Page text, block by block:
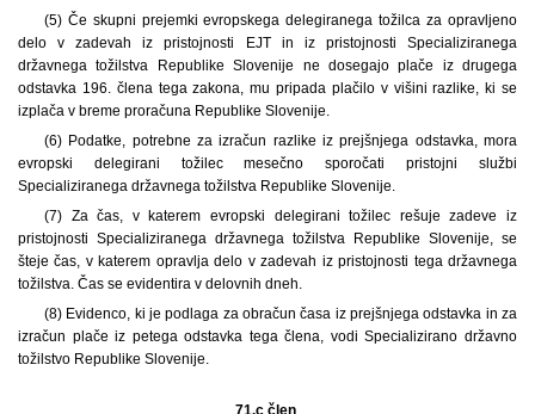
(5) Če skupni prejemki evropskega delegiranega tožilca za opravljeno
delo v zadevah iz pristojnosti EJT in iz pristojnosti Specializiranega
državnega tožilstva Republike Slovenije ne dosegajo plače iz drugega
odstavka 196. člena tega zakona, mu pripada plačilo v višini razlike, ki se
izplača v breme proračuna Republike Slovenije.
(6) Podatke, potrebne za izračun razlike iz prejšnjega odstavka, mora
evropski delegirani tožilec mesečno sporočati pristojni službi
Specializiranega državnega tožilstva Republike Slovenije.
(7) Za čas, v katerem evropski delegirani tožilec rešuje zadeve iz
pristojnosti Specializiranega državnega tožilstva Republike Slovenije, se
šteje čas, v katerem opravlja delo v zadevah iz pristojnosti tega državnega
tožilstva. Čas se evidentira v delovnih dneh.
(8) Evidenco, ki je podlaga za obračun časa iz prejšnjega odstavka in za
izračun plače iz petega odstavka tega člena, vodi Specializirano državno
tožilstvo Republike Slovenije.
71.c člen